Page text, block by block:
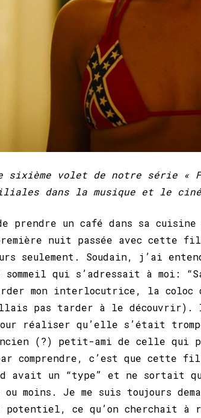
volet de notre série «
dans la musique et le
prendre un café dans sa cuisine
nuit passée avec cette
seulement. Soudain, j’ai
qui s’adressait à moi:
mon interlocutrice, la coloc
pas tarder à le
réaliser qu’elle s’était
(?) petit-ami de celle qui
comprendre, c’est que cette
avait un “type” et ne sortait
moins. Je me suis toujours
potentiel, ce qu’on cherchait à